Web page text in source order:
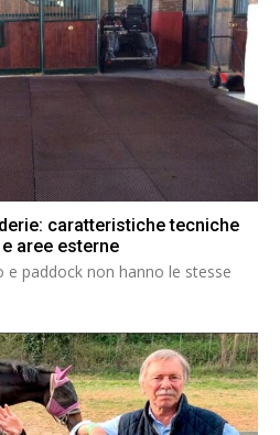
caratteristiche tecniche
aree esterne
e paddock non hanno le stesse